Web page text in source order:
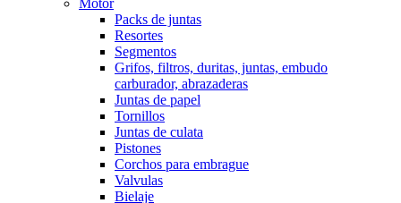
Motor
Packs de juntas
Resortes
Segmentos
Grifos, filtros, duritas, juntas, embudo
carburador, abrazaderas
Juntas de papel
Tornillos
Juntas de culata
Pistones
Corchos para embrague
Valvulas
Bielaje